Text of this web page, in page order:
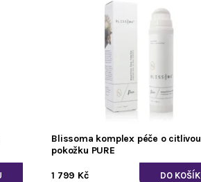
Blissoma komplex péče o citlivou
pokožku PURE
1 799 Kč